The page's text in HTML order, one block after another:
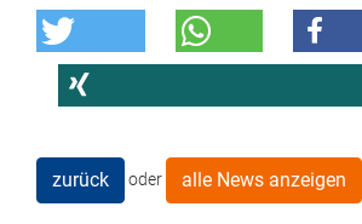
zurück oder alle News anzeigen